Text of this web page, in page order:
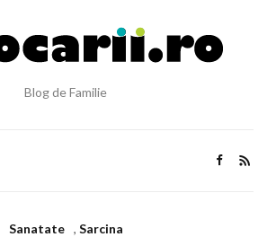
Blog de Familie
Sanatate , Sarcina